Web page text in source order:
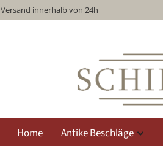
Versand innerhalb von 24h
Home Antike Beschläge